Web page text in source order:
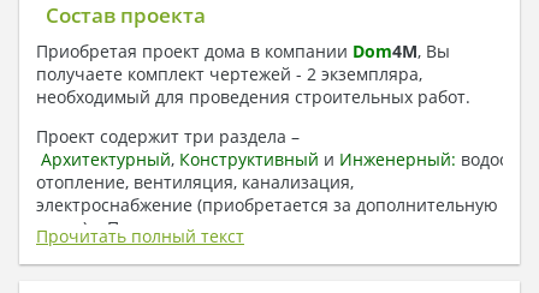
Состав проекта
Приобретая проект дома в компании Dom4M, Вы
получаете комплект чертежей - 2 экземпляра,
необходимый для проведения строительных работ.
Проект содержит три раздела –
Архитектурный, Конструктивный и Инженерный:
отопление, вентиляция, канализация,
электроснабжение (приобретается за дополнительную
плату) + Пояснительная записка.
1. Архитектурный раздел:
Прочитать полный текст